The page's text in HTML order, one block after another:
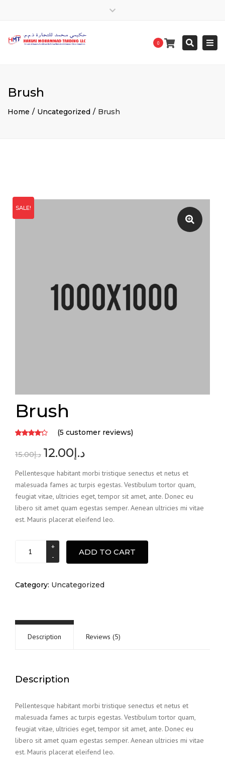
0 Search
Brush
Home Uncategorized Brush
SALE!
Brush
4.20out
based on
ratings
(5 customer reviews)
د.إ15.00 د.إ12.00
Pellentesque habitant morbi tristique senectus et netus et
malesuada fames ac turpis egestas. Vestibulum tortor quam,
feugiat vitae, ultricies eget, tempor sit amet, ante. Donec eu
libero sit amet quam egestas semper. Aenean ultricies mi vitae
est. Mauris placerat eleifend leo.
ADD TO CART
Category: Uncategorized
Description Reviews (5)
Description
Pellentesque habitant morbi tristique senectus et netus et
malesuada fames ac turpis egestas. Vestibulum tortor quam,
feugiat vitae, ultricies eget, tempor sit amet, ante. Donec eu
libero sit amet quam egestas semper. Aenean ultricies mi vitae
est. Mauris placerat eleifend leo.